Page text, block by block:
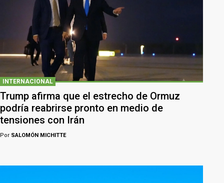
INTERNACIONAL
Trump afirma que el estrecho de Ormuz
podría reabrirse pronto en medio de
tensiones con Irán
Por SALOMÓN MICHITTE